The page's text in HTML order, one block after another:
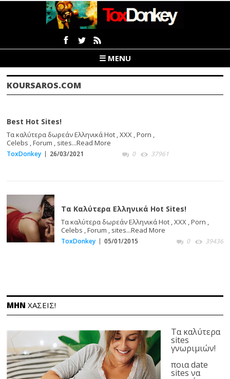
☰ MENU
KOURSAROS.COM
Best Hot Sites!
Τα καλύτερα δωρεάν Ελληνικά Hot , XXX , Porn ,
Celebs , Forum , sites...Read More
ToxDonkey 26/03/2021 37961
0
Τα Καλύτερα Ελληνικά Hot Sites!
Τα καλύτερα δωρεάν Ελληνικά Hot , XXX , Porn ,
Celebs , Forum , sites...Read More
ToxDonkey 05/01/2015 39436
0
ΜΗΝ ΧΑΣΕΙΣ!
Τα καλύτερα
sites
γνωριμιών!
ποια date
sites να